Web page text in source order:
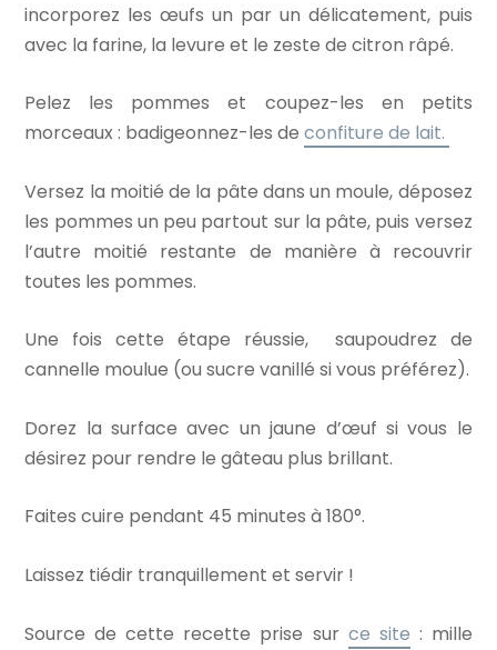
incorporez les œufs un par un délicatement, puis
avec la farine, la levure et le zeste de citron râpé.
Pelez les pommes et coupez-les en petits
morceaux : badigeonnez-les deconfiture de lait.
Versez la moitié de la pâte dans un moule, déposez
les pommes un peu partout sur la pâte, puis versez
l’autre moitié restante de manière à recouvrir
toutes les pommes.
Une fois cette étape réussie, saupoudrez de
cannelle moulue (ou sucre vanillé si vous préférez).
Dorez la surface avec un jaune d’œuf si vous le
désirez pour rendre le gâteau plus brillant.
Faites cuire pendant 45 minutes à 180°.
Laissez tiédir tranquillement et servir !
Source de cette recette prise sur ce site : mille